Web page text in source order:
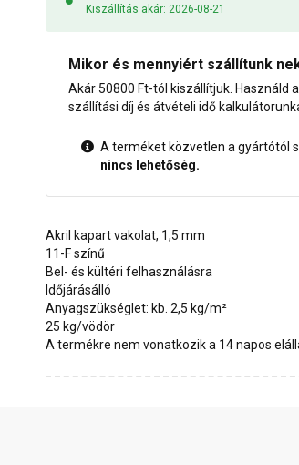
Kiszállítás akár: 2026-08-21
Mikor és mennyiért szállítunk
Akár 50800 Ft-tól kiszállítjuk. Használd a
szállítási díj és átvételi idő
A terméket közvetlen a gyártótól
nincs lehetőség.
Akril kapart vakolat, 1,5 mm
11-F színű
Bel- és kültéri felhasználásra
Időjárásálló
Anyagszükséglet: kb. 2,5 kg/m²
25 kg/vödör
A termékre nem vonatkozik a 14 napos